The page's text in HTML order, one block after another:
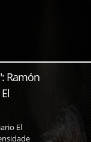
Ramón
El